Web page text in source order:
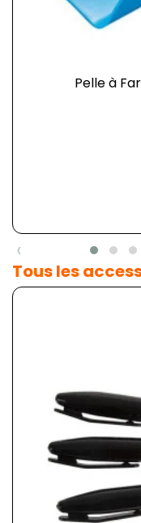
Pelle à
‹
Tous les